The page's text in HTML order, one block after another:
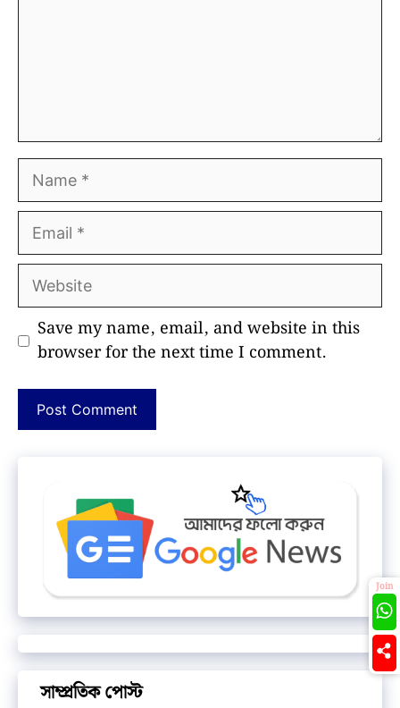
Name
Email
Website
Save my name, email, and website in this
browser for the next time I comment.
সাম্প্রতিক পোস্ট
Join